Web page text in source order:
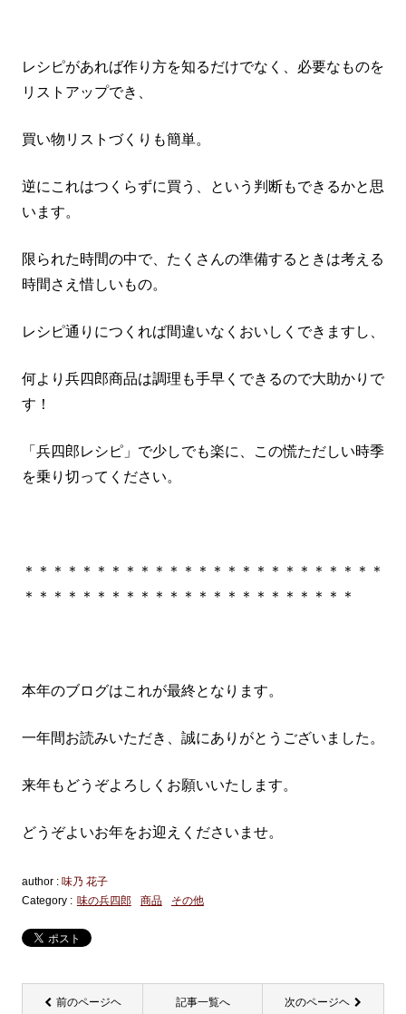
レシピがあれば作り方を知るだけでなく、必要なものを
リストアップでき、
買い物リストづくりも簡単。
逆にこれはつくらずに買う、という判断もできるかと思
います。
限られた時間の中で、たくさんの準備するときは考える
時間さえ惜しいもの。
レシピ通りにつくれば間違いなくおいしくできますし、
何より兵四郎商品は調理も手早くできるので大助かりで
す！
「兵四郎レシピ」で少しでも楽に、この慌ただしい時季
を乗り切ってください。
＊＊＊＊＊＊＊＊＊＊＊＊＊＊＊＊＊＊＊＊＊＊＊＊＊
＊＊＊＊＊＊＊＊＊＊＊＊＊＊＊＊＊＊＊＊＊＊＊
本年のブログはこれが最終となります。
一年間お読みいただき、誠にありがとうございました。
来年もどうぞよろしくお願いいたします。
どうぞよいお年をお迎えくださいませ。
author : 味乃 花子
Category : 味の兵四郎 商品 その他
前のページヘ 記事一覧へ 次のページヘ